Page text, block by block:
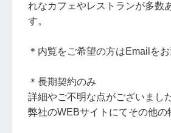
れなカフェやレストランが多数
す。
＊内覧をご希望の方はEmailを
＊長期契約のみ
詳細やご不明な点がございまし
弊社のWEBサイトにてその他の